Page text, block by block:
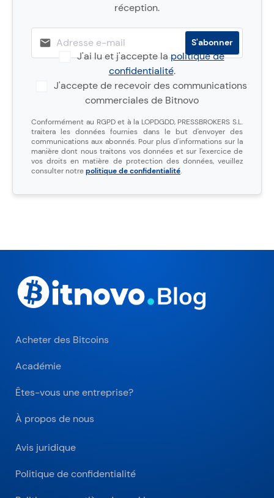
réception.
J'ai lu et j'accepte lapolitique de
confidentialité.
J'accepte de recevoir des communications
commerciales de Bitnovo
Conformément au RGPD et à la LOPDGDD, PRESSBROKERS S.L.
traitera les données fournies dans le but d'envoyer des
communications aux abonnés. Pour plus d'informations sur la
manière dont nous traitons vos données et sur l'exercice de
vos droits en matière de protection des données, veuillez
consulter notrepolitique de confidentialité.
Acheter des Bitcoins
Académie
Êtes-vous une entreprise?
À propos de nous
Avis juridique
Politique de confidentialité